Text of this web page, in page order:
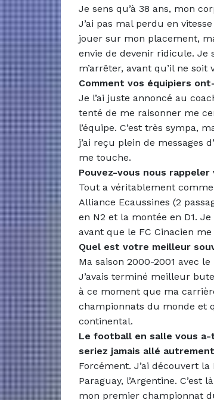
Je sens qu’à 38 ans, mon
J’ai pas mal perdu en
jouer sur mon placement,
envie de devenir ridicule. Je
m’arrêter, avant qu’il ne
Comment vos équipiers
Je l’ai juste annoncé au
tenté de me raisonner me
l’équipe. C’est très sympa,
j’ai reçu plein de messages
me touche.
Pouvez-vous nous
Tout a véritablement
Alliance Ecaussines (2
en N2 et la montée en D1.
avant que le FC Cinacien
Quel est votre meilleur
Ma saison 2000-2001 avec
J’avais terminé meilleur
à ce moment que ma
championnats du monde et
continental.
Le football en salle vous
seriez jamais allé
Forcément. J’ai découvert la
Paraguay, l’Argentine.
mon premier championnat